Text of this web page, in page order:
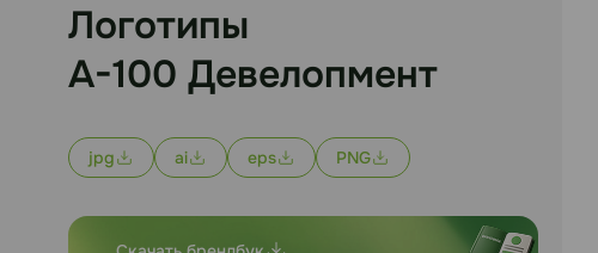
Логотипы
А-100 Девелопмент
jpg ai eps PNG